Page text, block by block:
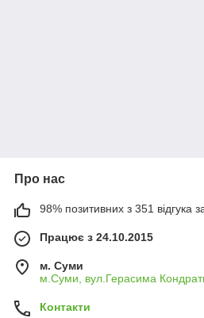
Про нас
98% позитивних з 351 відгука
Працює з 24.10.2015
м. Суми
м.Суми, вул.Герасима
Контакти